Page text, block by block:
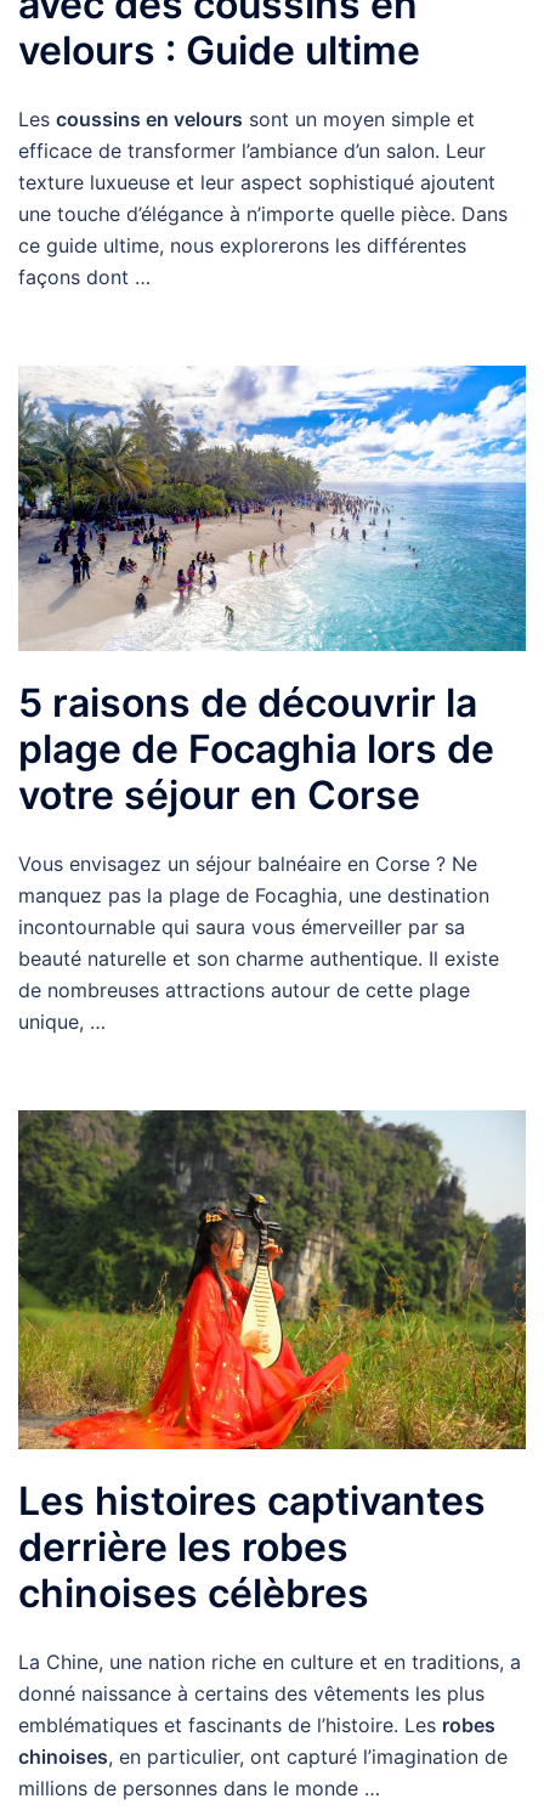
velours : Guide ultime
Les coussins en velours sont un moyen simple et
efficace de transformer l’ambiance d’un salon. Leur
texture luxueuse et leur aspect sophistiqué ajoutent
une touche d’élégance à n’importe quelle pièce. Dans
ce guide ultime, nous explorerons les différentes
façons dont …
5 raisons de découvrir la
plage de Focaghia lors de
votre séjour en Corse
Vous envisagez un séjour balnéaire en Corse ? Ne
manquez pas la plage de Focaghia, une destination
incontournable qui saura vous émerveiller par sa
beauté naturelle et son charme authentique. Il existe
de nombreuses attractions autour de cette plage
unique, …
Les histoires captivantes
derrière les robes
chinoises célèbres
La Chine, une nation riche en culture et en traditions, a
donné naissance à certains des vêtements les plus
emblématiques et fascinants de l’histoire. Les robes
chinoises, en particulier, ont capturé l’imagination de
millions de personnes dans le monde …